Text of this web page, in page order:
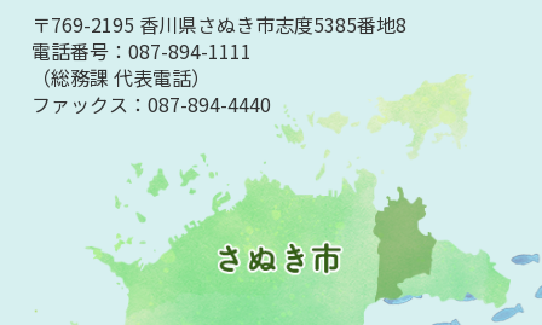
〒769-2195 香川県さぬき市志度5385番地8
電話番号：087-894-1111
（総務課 代表電話）
ファックス：087-894-4440